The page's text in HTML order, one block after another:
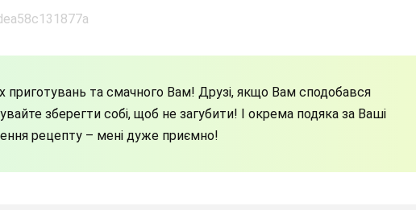
та смачного Вам! Друзі, якщо Вам сподобався
зберегти собі, щоб не загубити! І окрема подяка за Ваші
рецепту – мені дуже приємно!